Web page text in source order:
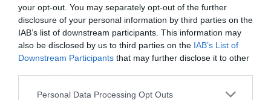
your opt-out. You may separately opt-out of the further
disclosure of your personal information by third parties on the
IAB’s list of downstream participants. This information may
also be disclosed by us to third parties on the IAB’s List of
Downstream Participants that may further disclose it to other
Personal Data Processing Opt Outs
εικόνα σε πραγματικό χρόνο
Ακολουθήστε το Powergame.gr στο
Google